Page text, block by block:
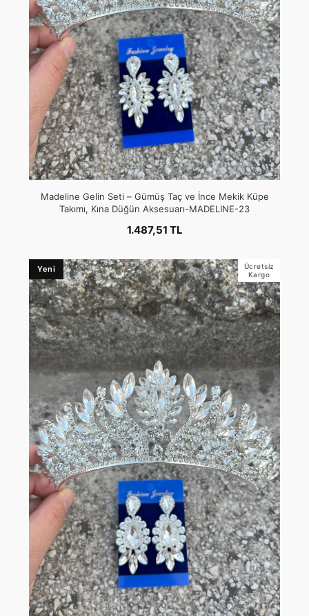
Madeline Gelin Seti – Gümüş Taç ve İnce Mekik Küpe
Takımı, Kına Düğün Aksesuarı-MADELINE-23
1.487,51 TL
Yeni
Ücretsiz
Kargo